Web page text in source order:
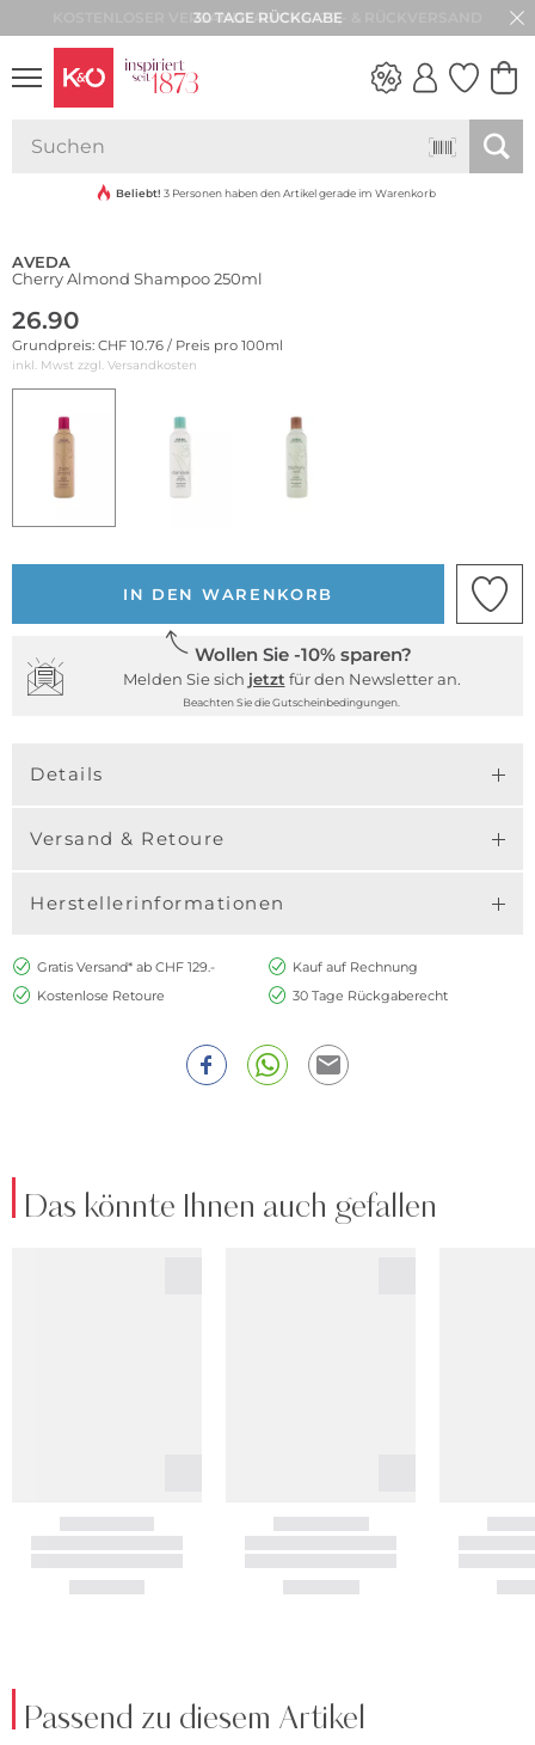
30 TAGE RÜCKGABE
VIBES
Beliebt! 3 Personen haben den Artikel gerade im Warenkorb
AVEDA
Cherry Almond Shampoo 250ml
26.90
Grundpreis: CHF 10.76 / Preis pro 100ml
inkl. Mwst zzgl. Versandkosten
IN DEN WARENKORB
Wollen Sie -10% sparen?
Melden Sie sich jetzt für den Newsletter an.
Beachten Sie die Gutscheinbedingungen.
Details
Versand & Retoure
Herstellerinformationen
Gratis Versand* ab CHF 129.-
Kauf auf Rechnung
Kostenlose Retoure
30 Tage Rückgaberecht
Das könnte Ihnen auch gefallen
Passend zu diesem Artikel